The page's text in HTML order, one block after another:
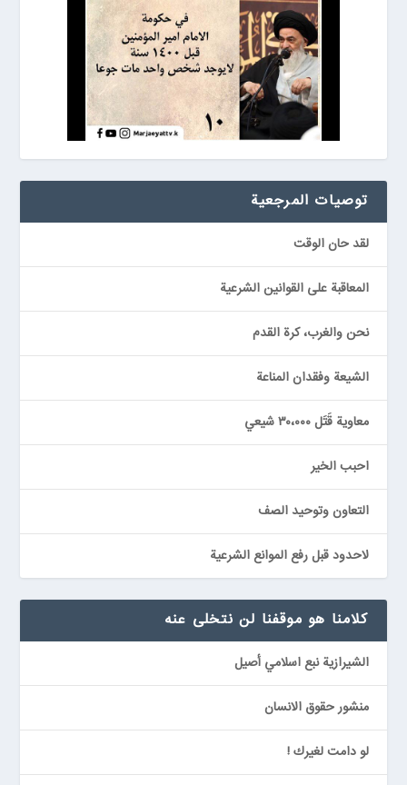
توصيات المرجعیة
لقد حان الوقت
المعاقبة على القوانين الشرعية
نحن والغرب، كرة القدم
الشيعة وفقدان المناعة
معاوية قَتَل ٣٠،٠٠٠ شيعي
احبب الخير
التعاون وتوحيد الصف
لاحدود قبل رفع الموانع الشرعية
كلامنا هو موقفنا لن نتخلى عنه
الشيرازية نبع اسلامي أصيل
منشور حقوق الانسان
لو دامت لغيرك !